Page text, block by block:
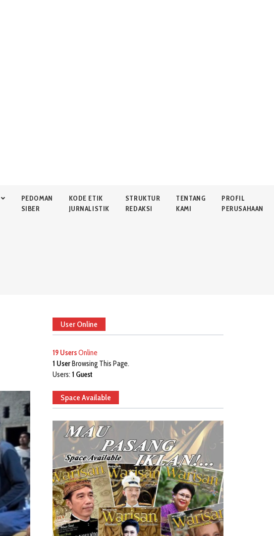
PEDOMAN
SIBER
KODE ETIK
JURNALISTIK
STRUKTUR
REDAKSI
TENTANG
KAMI
PROFIL
PERUSAHAAN
User Online
19 UsersOnline
1 UserBrowsing This Page.
Users: 1 Guest
Space Available